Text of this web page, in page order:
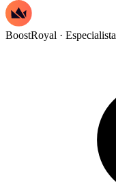
BoostRoyal · Especialista